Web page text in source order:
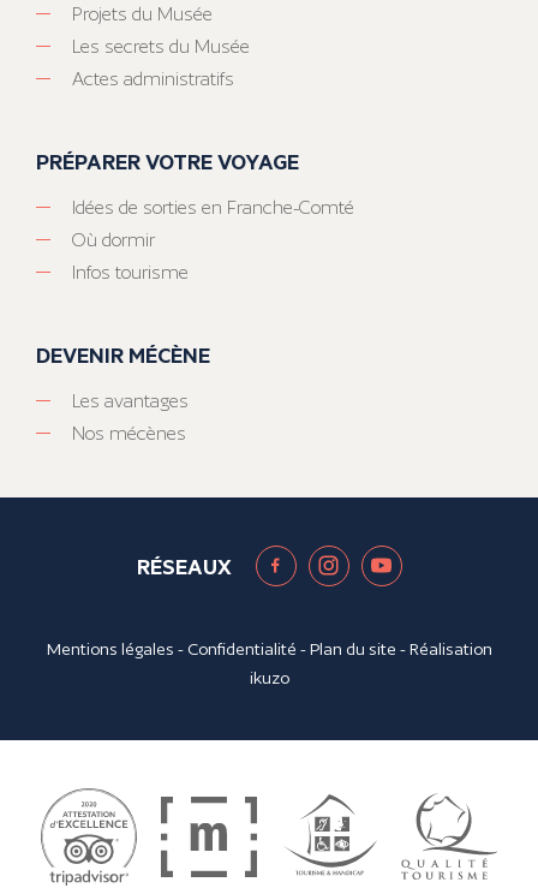
Projets du Musée
Les secrets du Musée
Actes administratifs
PRÉPARER VOTRE VOYAGE
Idées de sorties en Franche-Comté
Où dormir
Infos tourisme
DEVENIR MÉCÈNE
Les avantages
Nos mécènes
RÉSEAUX
Mentions légales - Confidentialité -Plan du site - Réalisation
ikuzo